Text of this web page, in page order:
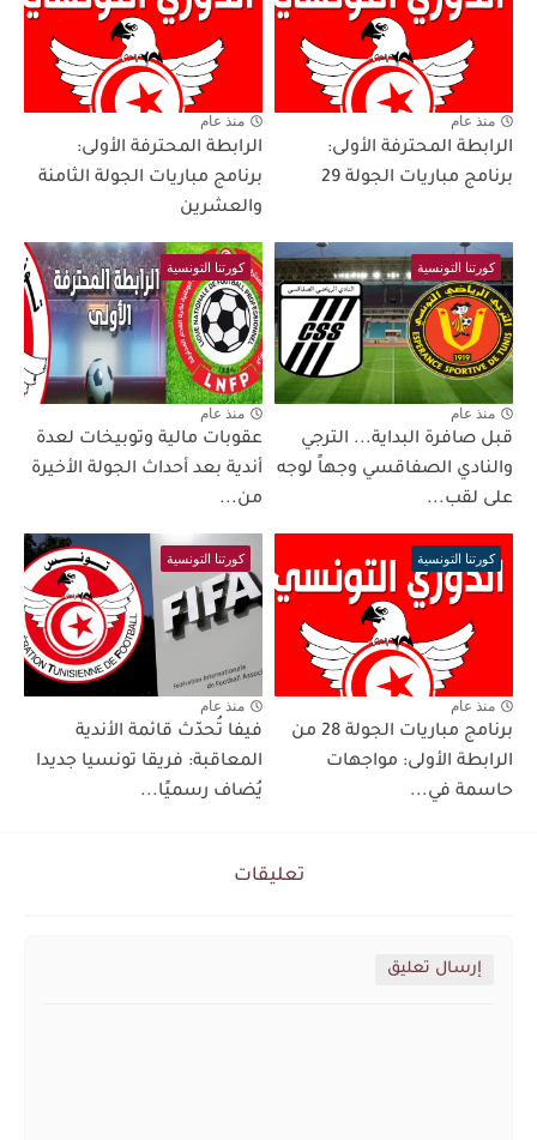
منذ عام
الرابطة المحترفة الأولى:
برنامج مباريات الجولة 29
منذ عام
الرابطة المحترفة الأولى:
برنامج مباريات الجولة الثامنة
والعشرين
كورتنا التونسية
منذ عام
قبل صافرة البداية... الترجي
والنادي الصفاقسي وجهاً لوجه
على لقب...
كورتنا التونسية
منذ عام
عقوبات مالية وتوبيخات لعدة
أندية بعد أحداث الجولة الأخيرة
من...
كورتنا التونسية
منذ عام
برنامج مباريات الجولة 28 من
الرابطة الأولى: مواجهات
حاسمة في...
كورتنا التونسية
منذ عام
فيفا تُحدّث قائمة الأندية
المعاقبة: فريقا تونسيا جديدا
يُضاف رسميًا...
تعليقات
إرسال تعليق